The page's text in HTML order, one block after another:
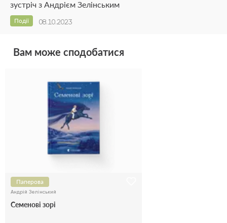
зустріч з Андрієм Зелінським
08.10.2023
Події
Вам може сподобатися
Паперова
Андрій Зелінський
Семенові зорі